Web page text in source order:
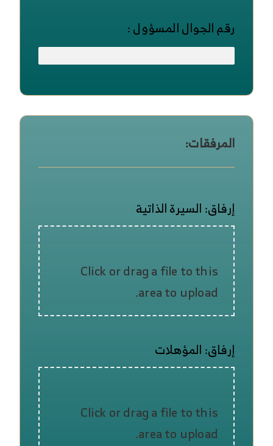
رقم الجوال المسؤول :
المرفقات:
إرفاق: السيرة الذاتية
Click or drag a file to this
area to upload.
إرفاق: المؤهلات
Click or drag a file to this
area to upload.